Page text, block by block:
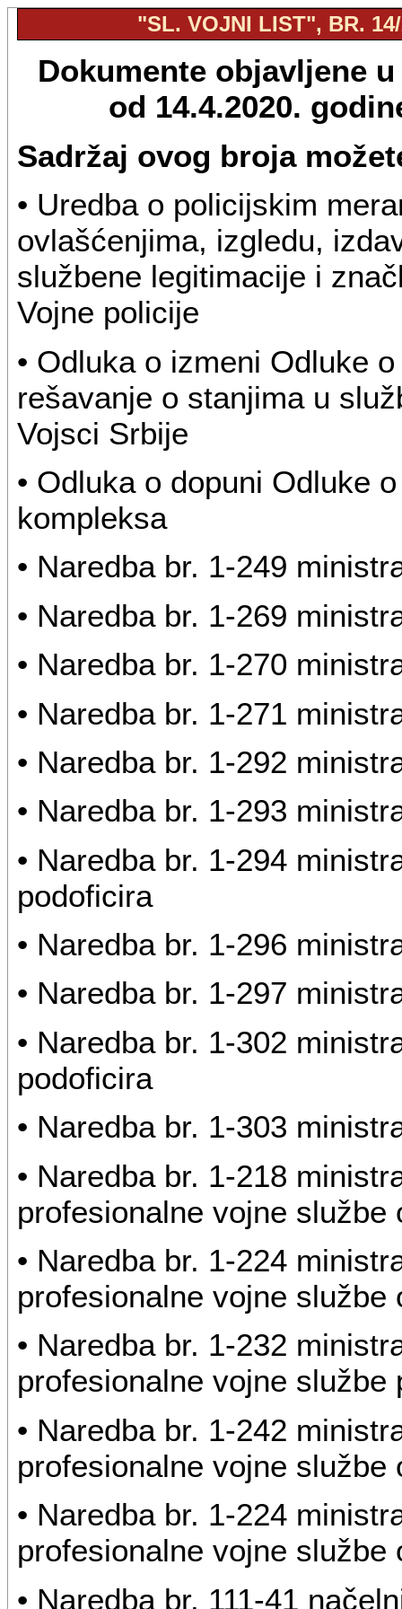
"SL. VOJNI LIST", BR.
Dokumente objavljene
od 14.4.2020.
Sadržaj ovog broja
• Uredba o policijskim
ovlašćenjima, izgledu,
službene legitimacije i
Vojne policije
• Odluka o izmeni Odluke
rešavanje o stanjima u
Vojsci Srbije
• Odluka o dopuni Odluke
kompleksa
• Naredba br. 1-249
• Naredba br. 1-269
• Naredba br. 1-270
• Naredba br. 1-271
• Naredba br. 1-292
• Naredba br. 1-293
• Naredba br. 1-294
podoficira
• Naredba br. 1-296
• Naredba br. 1-297
• Naredba br. 1-302
podoficira
• Naredba br. 1-303
• Naredba br. 1-218
profesionalne vojne službe
• Naredba br. 1-224
profesionalne vojne službe
• Naredba br. 1-232
profesionalne vojne službe
• Naredba br. 1-242
profesionalne vojne službe
• Naredba br. 1-224
profesionalne vojne službe
• Naredba br. 111-41